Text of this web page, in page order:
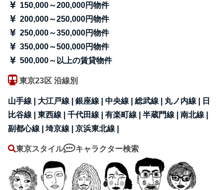
150,000～200,000円物件
200,000～250,000円物件
250,000～350,000円物件
350,000～500,000円物件
500,000～以上の賃貸物件
東京23区 沿線別
山手線 | 大江戸線 |銀座線 |中央線 |総武線 | 丸ノ内線 |
日
比谷線 |東西線 |千代田線 |有楽町線 |半蔵門線 |南北線 |
副都心線 |埼京線 |京浜東北線 |
東京スタイル キャラクター検索